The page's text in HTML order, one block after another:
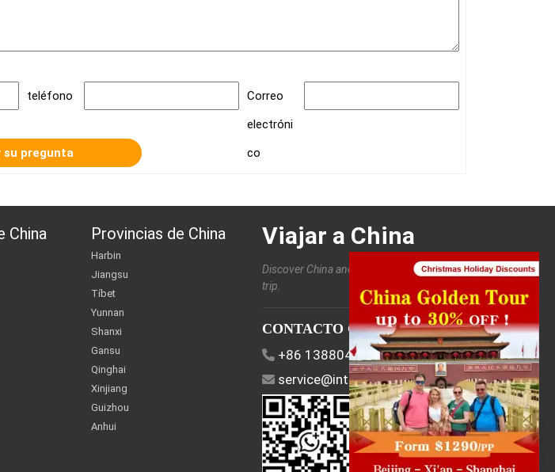
teléfono
Correo
electróni
co
China Provincias de China
Harbin
Jiangsu
Tíbet
Yunnan
Shanxi
Gansu
Qinghai
Xinjiang
Guizhou
Anhui
Viajar a China
Discover China and enjoy a customized
trip.
CONTACTO CONTACTO
+86 13880406886
service@intotravelchina.com
ES